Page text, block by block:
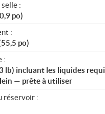
:
po)
:
po)
:
lb) incluant les liquides
— prête à utiliser
réservoir :